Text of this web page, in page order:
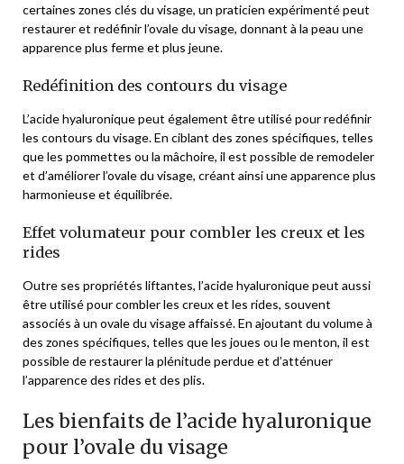
certaines zones clés du visage, un praticien expérimenté peut
restaurer et redéfinir l’ovale du visage, donnant à la peau une
apparence plus ferme et plus jeune.
Redéfinition des contours du visage
L’acide hyaluronique peut également être utilisé pour redéfinir
les contours du visage. En ciblant des zones spécifiques, telles
que les pommettes ou la mâchoire, il est possible de remodeler
et d’améliorer l’ovale du visage, créant ainsi une apparence plus
harmonieuse et équilibrée.
Effet volumateur pour combler les creux et les
rides
Outre ses propriétés liftantes, l’acide hyaluronique peut aussi
être utilisé pour combler les creux et les rides, souvent
associés à un ovale du visage affaissé. En ajoutant du volume à
des zones spécifiques, telles que les joues ou le menton, il est
possible de restaurer la plénitude perdue et d’atténuer
l’apparence des rides et des plis.
Les bienfaits de l’acide hyaluronique
pour l’ovale du visage